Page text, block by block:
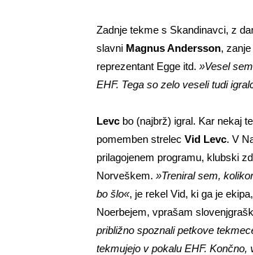
Zadnje tekme s Skandinavci, z
slavni Magnus Andersson,
reprezentant Egge itd. »Vesel
EHF. Tega so zelo veseli tudi
Levc bo (najbrž) igral. Kar nekaj
pomemben strelec Vid Levc. V
prilagojenem programu, klubski
Norveškem. »Treniral sem,
bo šlo«, je rekel Vid, ki ga je
Noerbejem, vprašam
približno spoznali petkove
tekmujejo v pokalu EHF.